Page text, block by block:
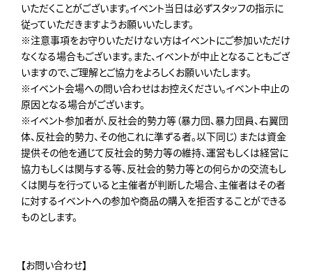
いただくことがございます。イベント当日は必ずスタッフの指示に
従っていただきますようお願いいたします。
※注意事項をお守りいただけない方はイベントにご参加いただけ
なくなる場合もございます。また、イベントが中止となることもござ
いますので、ご理解とご協力をよろしくお願いいたします。
※イベント会場への問い合わせはお控えください。イベント中止の
原因となる場合がございます。
※イベント参加者が、反社会的勢力等（暴力団、暴力団員、右翼団
体、反社会的勢力、その他これに準ずる者。以下同じ）または資金
提供その他を通じて反社会的勢力等の維持、運営もしくは経営に
協力もしくは関与する等、反社会的勢力等との何らかの交流もし
くは関与を行っていると主催者が判断した場合、主催者はその者
に対するイベントへの参加や商品の購入を拒否することができる
ものとします。
【お問い合わせ】